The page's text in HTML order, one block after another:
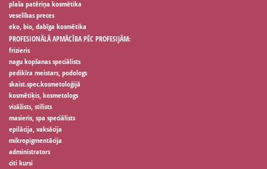
plaša patēriņa kosmētika
veselības preces
eko, bio, dabīga kosmētika
PROFESIONĀLĀ APMĀCĪBA PĒC PROFESIJĀM:
frizieris
nagu kopšanas speciālists
pedikīra meistars, podologs
skaist.spec.kosmetoloģijā
kosmētiķis, kosmetologs
vizāžists, stilists
masieris, spa speciālists
epilācija, vaksācija
mikropigmentācija
administrators
citi kursi